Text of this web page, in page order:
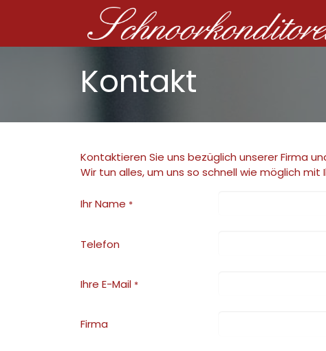
Kontakt
Kontaktieren Sie uns bezüglich unserer Firma
Wir tun alles, um uns so schnell wie möglich mit
Ihr Name *
Telefon
Ihre E-Mail *
Firma